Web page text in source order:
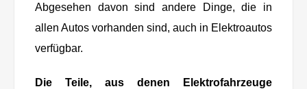
Abgesehen davon sind andere Dinge, die in
allen Autos vorhanden sind, auch in Elektroautos
verfügbar.
Die Teile, aus denen Elektrofahrzeuge